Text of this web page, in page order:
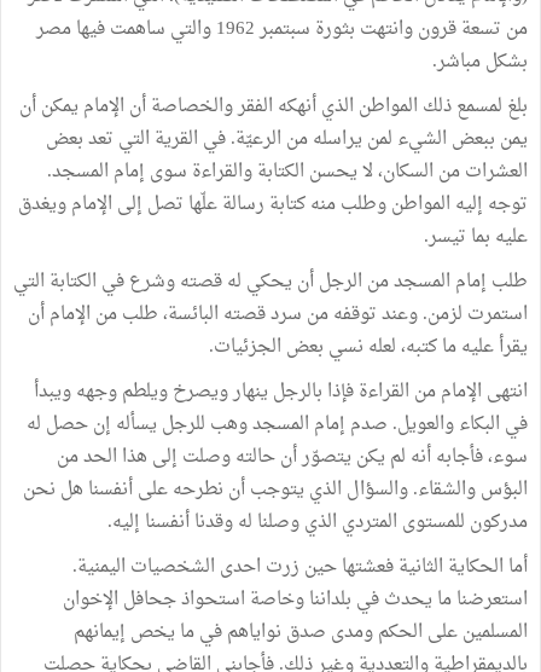
من تسعةقرونوانتهت بثورة سبتمبر1962والتي ساهمتفيهامصر
بشكلمباشر.
بلغ لمسمعذلك المواطن الذيأنهكه الفقروالخصاصةأن الإمام يمكنأن
يمن ببعض الشيء لمن يراسلهمن الرعيّة.في القرية التي تعدبعض
العشراتمن السكان،لايحسن الكتابةوالقراءة سوى إمام المسجد.
توجه إليه المواطنوطلبمنهكتابة رسالةعلّها تصل إلى الإمامويغدق
عليه بما تيسر.
طلب إمام المسجدمن الرجلأن يحكي لهقصتهوشرعفي الكتابة التي
استمرت لزمن.وعندتوقفهمن سردقصته البائسة،طلبمن الإمامأن
يقرأعليهماكتبه،لعله نسي بعض الجزئيات.
انتهى الإماممن القراءةفإذا بالرجل ينهارويصرخويلطموجههويبدأ
في البكاءوالعويل. صدم إمام المسجدوهب للرجل يسأله إنحصل له
سوء،فأجابهأنه لم يكن يتصوّرأنحالتهوصلت إلى هذا الحدمن
البؤسوالشقاء.والسؤال الذي يتوجبأن نطرحهعلىأنفسنا هل نحن
مدركون للمستوى المتردي الذيوصلنا لهوقدناأنفسنا إليه.
أما الحكاية الثانيةفعشتهاحين زرت احدى الشخصيات اليمنية.
استعرضناما يحدثفي بلدانناوخاصة استحواذجحافل الإخوان
المسلمينعلى الحكمومدى صدق نواياهمفيما يخص إيمانهم